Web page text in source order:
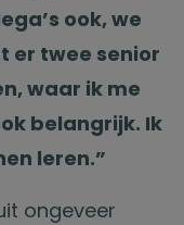
ook, we
er twee senior
waar ik me
belangrijk. Ik
leren.”
ongeveer